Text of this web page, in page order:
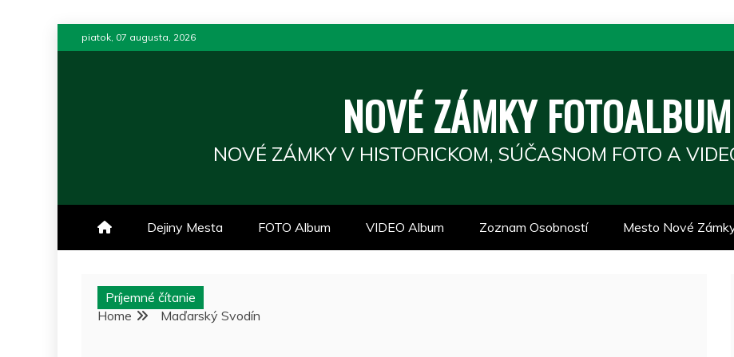
to
piatok, 07 augusta, 2026
NOVÉ ZÁMKY FOTOALBUM
NOVÉ ZÁMKY V HISTORICKOM, SÚČASNOM FOTO A
Dejiny Mesta FOTO Album VIDEO Album Zoznam Osobností Mesto Nové
Príjemné čítanie
Home
Maďarský Svodín